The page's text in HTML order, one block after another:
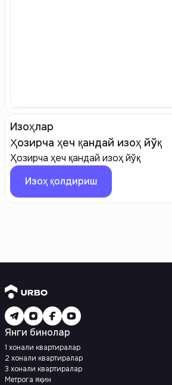
Изоҳлар
Ҳозирча ҳеч қандай изоҳ йўқ
Ҳозирча ҳеч қандай изоҳ йўқ
Изоҳ қолдириш
Янги бинолар
1 хонали квартиралар
2 хонали квартиралар
3 хонали квартиралар
Метрога яқин